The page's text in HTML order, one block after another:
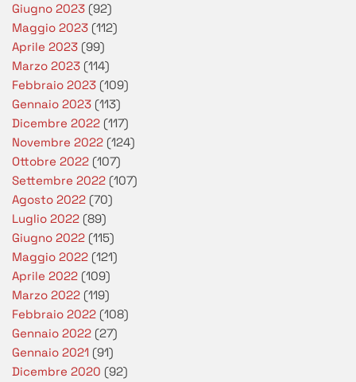
Giugno 2023 (92)
Maggio 2023 (112)
Aprile 2023 (99)
Marzo 2023 (114)
Febbraio 2023 (109)
Gennaio 2023 (113)
Dicembre 2022 (117)
Novembre 2022 (124)
Ottobre 2022 (107)
Settembre 2022 (107)
Agosto 2022 (70)
Luglio 2022 (89)
Giugno 2022 (115)
Maggio 2022 (121)
Aprile 2022 (109)
Marzo 2022 (119)
Febbraio 2022 (108)
Gennaio 2022 (27)
Gennaio 2021 (91)
Dicembre 2020 (92)